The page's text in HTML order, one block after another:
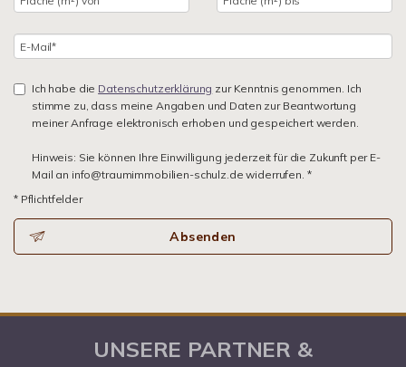
Ich habe die Datenschutzerklärung zur Kenntnis genommen. Ich
stimme zu, dass meine Angaben und Daten zur Beantwortung
meiner Anfrage elektronisch erhoben und gespeichert werden.
Hinweis: Sie können Ihre Einwilligung jederzeit für die Zukunft per E-
Mail an info@traumimmobilien-schulz.de widerrufen. *
* Pflichtfelder
Absenden
UNSERE PARTNER &